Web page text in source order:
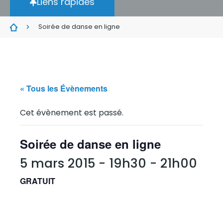
Soirée de danse en ligne
« Tous les Évènements
Cet évènement est passé.
Soirée de danse en ligne
5 mars 2015 - 19h30 - 21h00
GRATUIT